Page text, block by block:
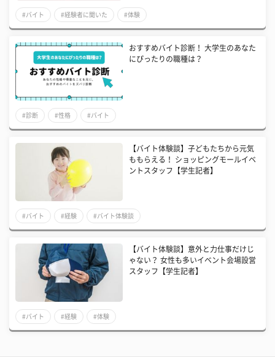
#バイト #経験者に聞いた #体験
おすすめバイト診断！ 大学生のあなた
にぴったりの職種は？
#診断 #性格 #バイト
【バイト体験談】子どもたちから元気
ももらえる！ ショッピングモールイベ
ントスタッフ【学生記者】
#バイト #経験 #バイト体験談
【バイト体験談】意外と力仕事だけじ
ゃない？ 女性も多いイベント会場設営
スタッフ【学生記者】
#バイト #経験 #体験